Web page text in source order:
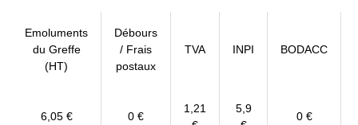
Emoluments
du Greffe
(HT)
Débours
/ Frais
postaux
TVA INPI BODACC
6,05 € 0 €
1,21
5,9
0 €